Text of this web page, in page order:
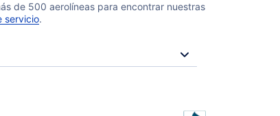
de 500 aerolíneas para encontrar nuestras
servicio.